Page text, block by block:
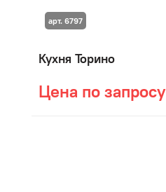
Кухня Торино
Цена по запросу
арт. 6797